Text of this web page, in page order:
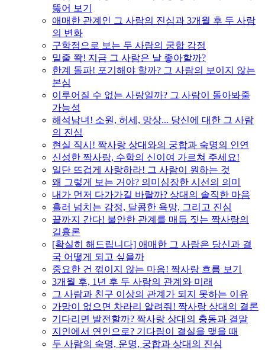
뚫어 보기
애매한 관계인 그 사람의 진심과 3개월 후 두 사람
의 변화
구학점으로 보는 두 사람의 궁합 감정
밑줄 쫙! 지금 그 사람은 날 좋아할까?
한계 돌파! 포기해야 할까? 그 사람의 보이지 않는
본심
이루어질 수 없는 사랑일까? 그 사람이 돌아봐줄
가능성
해석남녀! 소원, 허세, 망상... 당신에 대한 그 사람
의 진심
현실 직시! 짝사랑 상대와의 궁합과 숙명의 인연
신성한 짝사랑, 수학의 신이여 가르쳐 주세요!
일단 뜨겁게 사랑하라! 그 사람이 원하는 것
왜 그렇게 보는 거야? 의미심장한 시선의 의미
내가 먼저 다가가길 바랄까? 상대의 솔직한 마음
흘러 넘치는 감정, 달콤한 욕망, 그리고 진심
끝까지 간다! 불안한 관계를 매듭 짓는 짝사랑의
길흉론
[확실히 해드립니다] 애매한 그 사람은 당신과 결
국 어떻게 되고 싶을까
중요한 건 꺾이지 않는 마음! 짝사랑 흐름 보기
3개월 후, 1년 후 두 사람의 관계와 미래
그 사람과 친구 이상의 관계가 되지 못하는 이유
가망이 없으면 차라리 알려줘! 짝사랑 상대의 결론
기다리면 발전할까? 짝사랑 상대의 충동과 결말
지인에서 연인으로? 기다림이 결실을 맺을 때
두 사람의 숙명, 운명, 궁합과 상대의 진심